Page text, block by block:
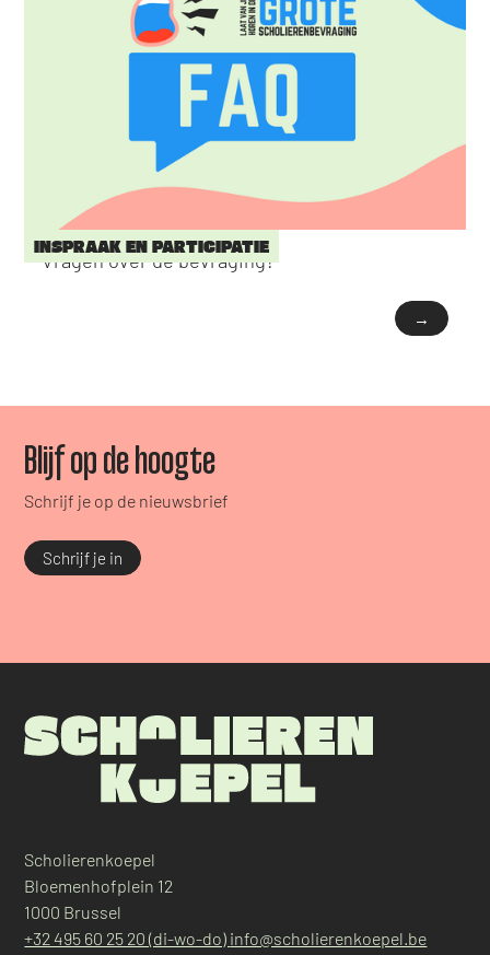
INSPRAAK EN PARTICIPATIE
Vragen over de bevraging?
→
Blijf op de hoogte
Schrijf je op de nieuwsbrief
Schrijf je in
Scholierenkoepel
Bloemenhofplein 12
1000 Brussel
+32 495 60 25 20 (di-wo-do) info@scholierenkoepel.be